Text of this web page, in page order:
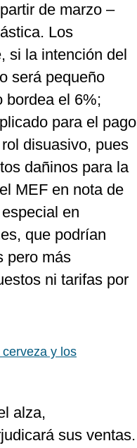
de marzo –
Los
si la intención del
será pequeño
bordea el 6%;
para el pago
disuasivo, pues
dañinos para la
MEF en nota de
en
que podrían
pero más
ni tarifas por
y los
alza,
sus ventas.